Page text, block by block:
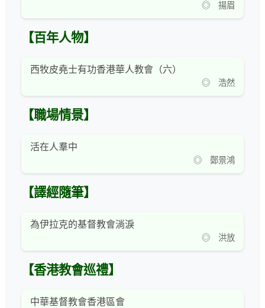
◎ 揚眉
【百年人物】
西牧皮堯士有功香港華人教會（六）
◎ 浩然
【職場情景】
活在人羣中
◎ 鄭景鴻
【譯經隨筆】
為伊拉克的基督教會淌淚
◎ 洪放
【香港教會巡禮】
中華基督教會香港區會